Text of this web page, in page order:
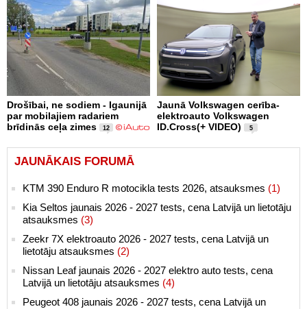
Drošībai, ne sodiem - Igaunijā
par mobilajiem radariem
brīdinās ceļa zimes
12
Jaunā Volkswagen cerība-
elektroauto Volkswagen
ID.Cross(+ VIDEO)
5
JAUNĀKAIS FORUMĀ
KTM 390 Enduro R motocikla tests 2026, atsauksmes (1)
Kia Seltos jaunais 2026 - 2027 tests, cena Latvijā un lietotāju
atsauksmes (3)
Zeekr 7X elektroauto 2026 - 2027 tests, cena Latvijā un
lietotāju atsauksmes (2)
Nissan Leaf jaunais 2026 - 2027 elektro auto tests, cena
Latvijā un lietotāju atsauksmes (4)
Peugeot 408 jaunais 2026 - 2027 tests, cena Latvijā un